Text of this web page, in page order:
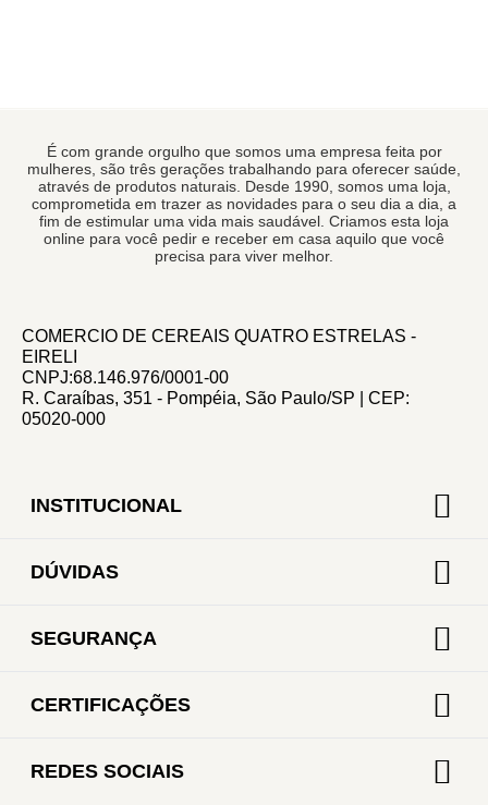
É com grande orgulho que somos uma empresa feita por
mulheres, são três gerações trabalhando para oferecer saúde,
através de produtos naturais. Desde 1990, somos uma loja,
comprometida em trazer as novidades para o seu dia a dia, a
fim de estimular uma vida mais saudável. Criamos esta loja
online para você pedir e receber em casa aquilo que você
precisa para viver melhor.
COMERCIO DE CEREAIS QUATRO ESTRELAS -
EIRELI
CNPJ:68.146.976/0001-00
R. Caraíbas, 351 - Pompéia, São Paulo/SP | CEP:
05020-000
INSTITUCIONAL
DÚVIDAS
SEGURANÇA
CERTIFICAÇÕES
REDES SOCIAIS